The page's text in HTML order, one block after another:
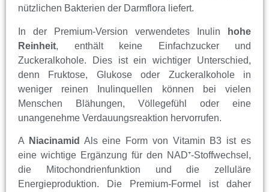
nützlichen Bakterien der Darmflora liefert.
In der Premium-Version verwendetes Inulin
hohe
Reinheit, enthält keine Einfachzucker und
Zuckeralkohole. Dies ist ein wichtiger Unterschied,
denn Fruktose, Glukose oder Zuckeralkohole in
weniger reinen Inulinquellen können bei vielen
Menschen Blähungen, Völlegefühl oder eine
unangenehme Verdauungsreaktion hervorrufen.
A Niacinamid Als eine Form von Vitamin B3 ist es
eine wichtige Ergänzung für den NAD⁺-Stoffwechsel,
die Mitochondrienfunktion und die zelluläre
Energieproduktion. Die Premium-Formel ist daher